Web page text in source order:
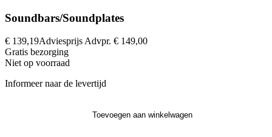
Soundbars/Soundplates
€ 139,19Adviesprijs Advpr. € 149,00
Gratis bezorging
Niet op voorraad
Informeer naar de levertijd
Toevoegen aan winkelwagen